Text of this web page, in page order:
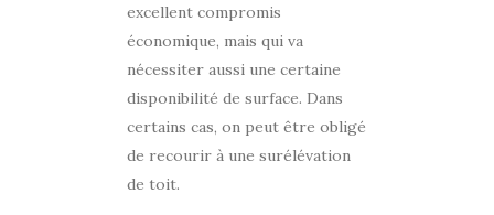
excellent compromis
économique, mais qui va
nécessiter aussi une certaine
disponibilité de surface. Dans
certains cas, on peut être obligé
de recourir à une surélévation
de toit.